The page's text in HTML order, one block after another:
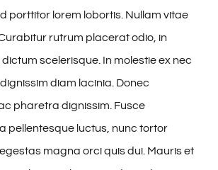
porttitor lorem lobortis. Nullam vitae
rutrum placerat odio, in
scelerisque. In molestie ex nec
diam lacinia. Donec
pharetra dignissim. Fusce
pellentesque luctus, nunc tortor
magna orci quis dui. Mauris et